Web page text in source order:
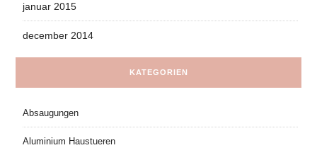
januar 2015
december 2014
KATEGORIEN
Absaugungen
Aluminium Haustueren